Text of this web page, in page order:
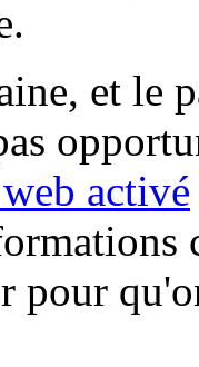
et le
activé
pour